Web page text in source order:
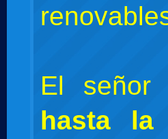
El señor
hasta la